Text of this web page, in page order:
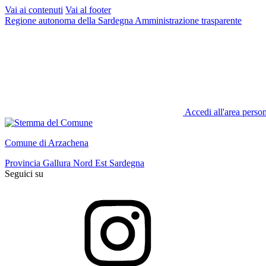
Vai ai contenuti Vai al footer
Regione autonoma della Sardegna Amministrazione trasparente
Accedi all'area
Comune di Arzachena
Provincia Gallura Nord Est Sardegna
Seguici su